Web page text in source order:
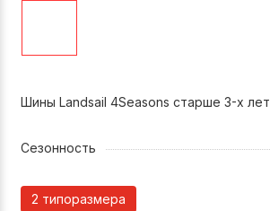
Шины Landsail 4Seasons старше 3-х лет
Сезонность
2 типоразмера